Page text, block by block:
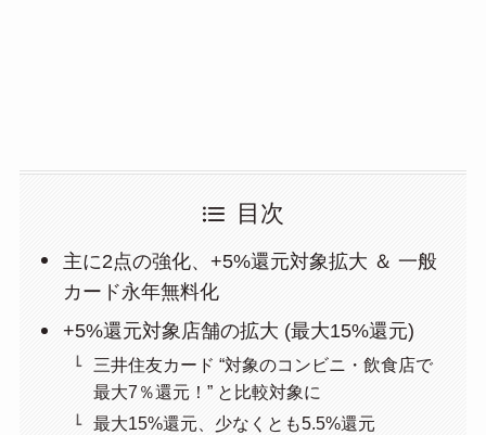
目次
主に2点の強化、+5%還元対象拡大 ＆ 一般
カード永年無料化
+5%還元対象店舗の拡大 (最大15%還元)
三井住友カード “対象のコンビニ・飲食店で
最大7％還元！” と比較対象に
最大15%還元、少なくとも5.5%還元